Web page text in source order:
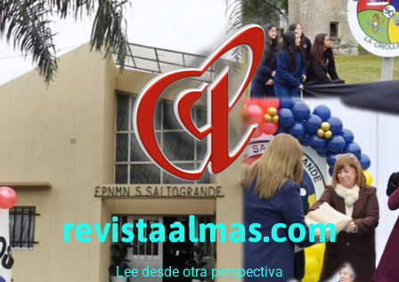
revistaalmas.com
Lee desde otra perspectiva